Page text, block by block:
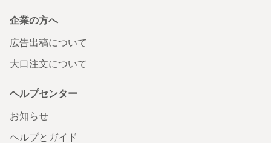
企業の方へ
広告出稿について
大口注文について
ヘルプセンター
お知らせ
ヘルプとガイド